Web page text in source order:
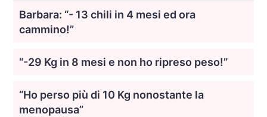
Barbara: “- 13 chili in 4 mesi ed ora
cammino!”
“-29 Kg in 8 mesi e non ho ripreso peso!”
“Ho perso più di 10 Kg nonostante la
menopausa”